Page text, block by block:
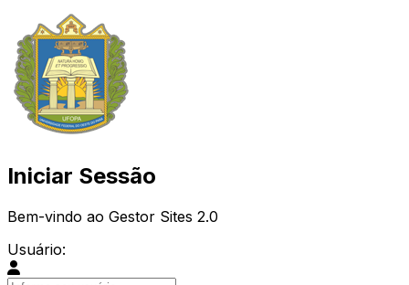
Iniciar Sessão
Bem-vindo ao Gestor Sites 2.0
Usuário: